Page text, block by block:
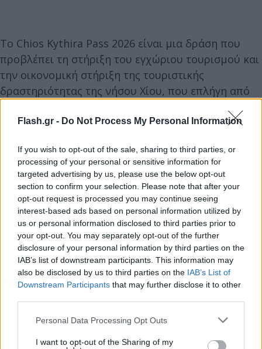
Flash.gr - Do Not Process My Personal Information
If you wish to opt-out of the sale, sharing to third parties, or
processing of your personal or sensitive information for
targeted advertising by us, please use the below opt-out
section to confirm your selection. Please note that after your
opt-out request is processed you may continue seeing
interest-based ads based on personal information utilized by
us or personal information disclosed to third parties prior to
your opt-out. You may separately opt-out of the further
disclosure of your personal information by third parties on the
IAB’s list of downstream participants. This information may
also be disclosed by us to third parties on the IAB’s List of
Downstream Participants that may further disclose it to other
Please note that this website/app uses one or more Google
not limited to your visit or usage behaviour. You may click to
Personal Data Processing Opt Outs
I want to opt-out of the Sharing of my
Το Chios Kythira Pass 2026 είναι μια δράση που
προβλέπει τη στήριξη του εγχώριου τουρισμού και
την οικονομική στήριξη της τουριστικής
δραστηριότητας της νήσου Χίου, που επλήγη από
και του νησιού των Κυθήρων, που επλήγη από τις
Ποιοι είναι δικαιούχοι της δράσης;
Δικαιούχοι είναι όλα τα ενήλικα φυσικά πρόσωπα
άγαμα ή έγγαμα ή σε κατάσταση χηρείας ή
πρόσωπα που έχουν συνάψει σύμφωνο συμβίωσης,
τα οποία είναι φορολογικοί κάτοικοι Ελλάδος, με
βάση την τελευταία εκκαθαρισμένη δήλωση
φορολογίας εισοδήματος φυσικών προσώπων για
το φορολογικό έτος 2024. Ειδικά για τους έγγαμους
ή τα πρόσωπα που έχουν συνάψει σύμφωνο